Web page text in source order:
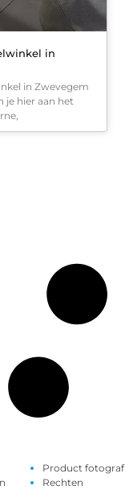
in
in Zwevegem
je hier aan het
Product
Rechten